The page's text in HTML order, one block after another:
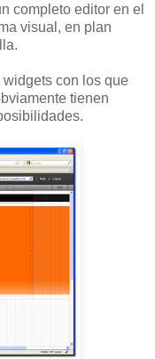
completo editor en el
visual, en plan
con los que
tienen